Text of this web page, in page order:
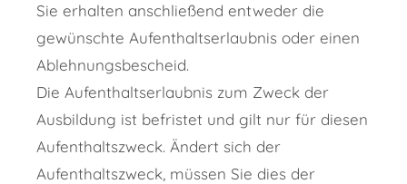
Sie erhalten anschließend entweder die
gewünschte Aufenthaltserlaubnis oder einen
Ablehnungsbescheid.
Die Aufenthaltserlaubnis zum Zweck der
Ausbildung ist befristet und gilt nur für diesen
Aufenthaltszweck. Ändert sich der
Aufenthaltszweck, müssen Sie dies der